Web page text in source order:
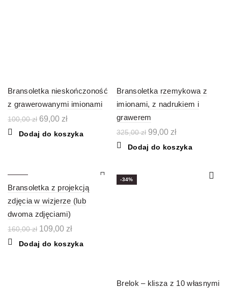
Bransoletka nieskończoność
z grawerowanymi imionami
100,00zł Pierwotna
wynosiła:
69,00 złAktualna
wynosi:
Dodaj do koszyka
Bransoletka rzemykowa z
imionami, z nadrukiem i
grawerem
325,00zł Pierwotna
wynosiła:
99,00 złAktualna
wynosi:
Dodaj do koszyka
Bransoletka z projekcją
zdjęcia w wizjerze (lub
dwoma zdjęciami)
160,00zł Pierwotna
wynosiła:
109,00 złAktualna
wynosi:
Dodaj do koszyka
-34%
Brelok – klisza z 10 własnymi